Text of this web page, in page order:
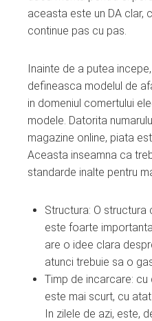
aceasta este un DA clar,
continue pas cu pas.
Inainte de a putea
defineasca modelul de
in domeniul comertului
modele. Datorita
magazine online, piata
Aceasta inseamna ca
standarde inalte pentru
Structura: O structura
este foarte
are o idee clara
atunci trebuie sa o
Timp de incarcare:
este mai scurt, cu
In zilele de azi, este,